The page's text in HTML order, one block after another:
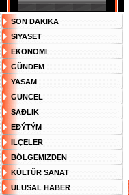
SON DAKIKA
SIYASET
EKONOMI
GÜNDEM
YASAM
GÜNCEL
SAĐLIK
EĐÝTÝM
ILÇELER
BÖLGEMIZDEN
KÜLTÜR SANAT
ULUSAL HABER